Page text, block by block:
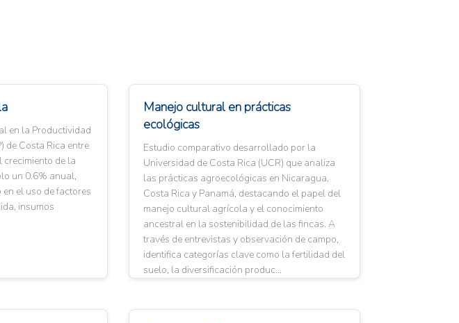
en la Productividad
de Costa Rica entre
de la
un 0.6% anual,
el uso de factores
insumos
Manejo cultural en prácticas
ecológicas
Estudio comparativo desarrollado por la
Universidad de Costa Rica (UCR) que analiza
las prácticas agroecológicas en Nicaragua,
Costa Rica y Panamá, destacando el papel del
manejo cultural agrícola y el conocimiento
ancestral en la sostenibilidad de las fincas. A
través de entrevistas y observación de campo,
identifica categorías clave como la fertilidad del
suelo, la diversificación produc...